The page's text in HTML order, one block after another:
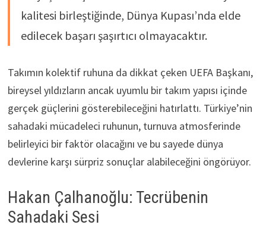
kalitesi birleştiğinde, Dünya Kupası’nda elde
edilecek başarı şaşırtıcı olmayacaktır.
Takımın kolektif ruhuna da dikkat çeken UEFA Başkanı,
bireysel yıldızların ancak uyumlu bir takım yapısı içinde
gerçek güçlerini gösterebileceğini hatırlattı. Türkiye’nin
sahadaki mücadeleci ruhunun, turnuva atmosferinde
belirleyici bir faktör olacağını ve bu sayede dünya
devlerine karşı sürpriz sonuçlar alabileceğini öngörüyor.
Hakan Çalhanoğlu: Tecrübenin
Sahadaki Sesi